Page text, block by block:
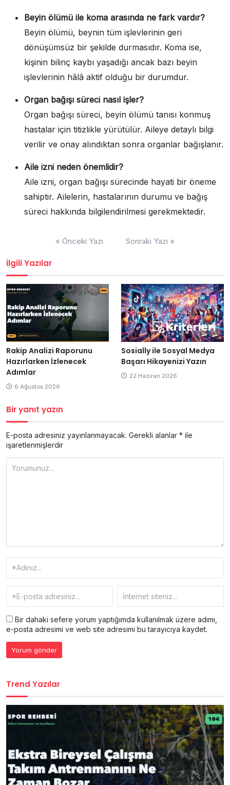
Beyin ölümü ile koma arasında ne fark vardır?
Beyin ölümü, beynin tüm işlevlerinin geri
dönüşümsüz bir şekilde durmasıdır. Koma ise,
kişinin bilinç kaybı yaşadığı ancak bazı beyin
işlevlerinin hâlâ aktif olduğu bir durumdur.
Organ bağışı süreci nasıl işler?
Organ bağışı süreci, beyin ölümü tanısı konmuş
hastalar için titizlikle yürütülür. Aileye detaylı bilgi
verilir ve onay alındıktan sonra organlar bağışlanır.
Aile izni neden önemlidir?
Aile izni, organ bağışı sürecinde hayati bir öneme
sahiptir. Ailelerin, hastalarının durumu ve bağış
süreci hakkında bilgilendirilmesi gerekmektedir.
« Önceki Yazı Sonraki Yazı »
İlgili Yazılar
Rakip Analizi Raporunu
Hazırlarken İzlenecek
Adımlar
6 Ağustos 2026
Sosially ile Sosyal Medya
Başarı Hikayenizi Yazın
22 Haziran 2026
Bir yanıt yazın
E-posta adresiniz yayınlanmayacak. Gerekli alanlar * ile
işaretlenmişlerdir
Bir dahaki sefere yorum yaptığımda kullanılmak üzere adımı,
e-posta adresimi ve web site adresimi bu tarayıcıya kaydet.
Trend Yazılar